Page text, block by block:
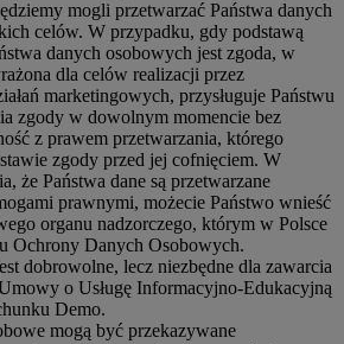
mogli przetwarzać Państwa danych
celów. W przypadku, gdy podstawą
danych osobowych jest zgoda, w
dla celów realizacji przez
marketingowych, przysługuje Państwu
zgody w dowolnym momencie bez
z prawem przetwarzania, którego
zgody przed jej cofnięciem. W
że Państwa dane są przetwarzane
prawnymi, możecie Państwo wnieść
organu nadzorczego, którym w Polsce
Ochrony Danych Osobowych.
dobrowolne, lecz niezbędne dla zawarcia
o Usługę Informacyjno-Edukacyjną
Demo.
mogą być przekazywane